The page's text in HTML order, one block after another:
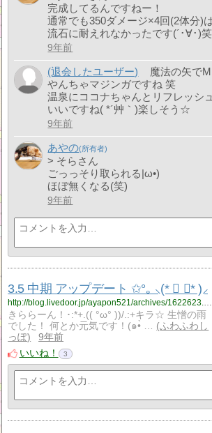
完成してるんですねー！
通常でも350ダメージ×4回(2体分)
流石に耐えれなかったです(´･∀･)笑
9年前
(退会したユーザー)
魔法の矢で
やんちゃマジンガですね 笑
温泉にココナちゃんとリフレッシ
いいですね( *´艸｀)楽しそう☆
9年前
あやの
> そらさん
ごっっそり取られる|ω•)
ほぼ無くなる(笑)
9年前
3.5 中期 アップデート ✩°｡ ⸜(* ॑ ॑* )⸝
http://blog.livedoor.jp/ayapon521/archives/1622623.html
きららーん！･:*+.(( °ω° ))/.:+キラ☆ 生憎の雨
でした！ 何とか元気です！(๑•̀ …
ふわふわし
っぽ
9年前
いいね！
3